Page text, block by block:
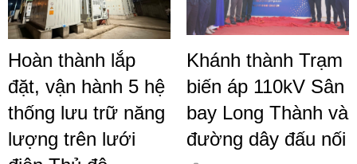
Hoàn thành lắp
đặt, vận hành 5 hệ
thống lưu trữ năng
lượng trên lưới
Khánh thành Trạm
biến áp 110kV Sân
bay Long Thành và
đường dây đấu nối